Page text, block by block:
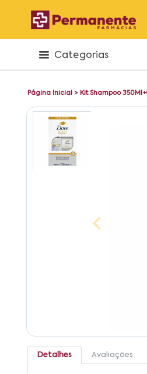
Categorias
Página Inicial > Kit Shampoo
Detalhes Avaliações